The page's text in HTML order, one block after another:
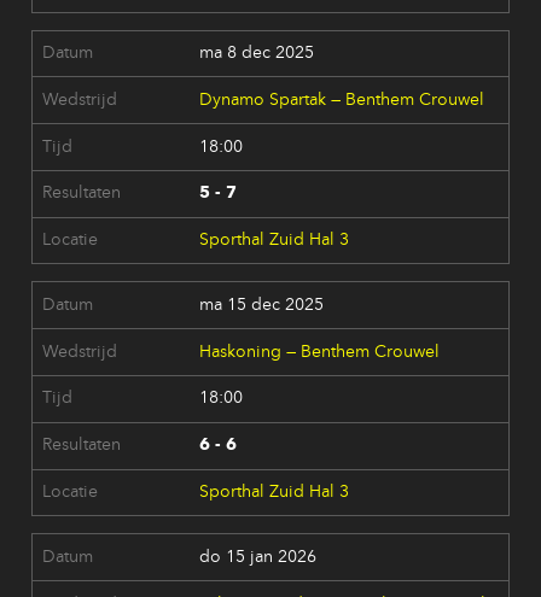
ma 8 dec 2025
Dynamo Spartak — Benthem Crouwel
18:00
5 - 7
Sporthal Zuid Hal 3
ma 15 dec 2025
Haskoning — Benthem Crouwel
18:00
6 - 6
Sporthal Zuid Hal 3
do 15 jan 2026